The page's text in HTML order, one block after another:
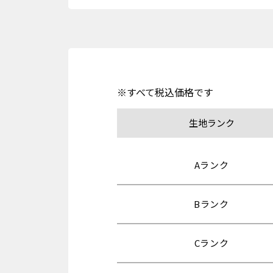
※すべて税込価格です
生地ランク
Aランク
Bランク
Cランク